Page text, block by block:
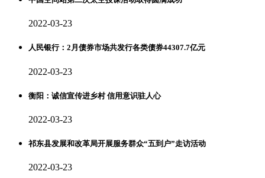
2022-03-23
人民银行：2月债券市场共发行各类债券44307.7亿元
2022-03-23
衡阳：诚信宣传进乡村 信用意识驻人心
2022-03-23
祁东县发展和改革局开展服务群众“五到户”走访活动
2022-03-23